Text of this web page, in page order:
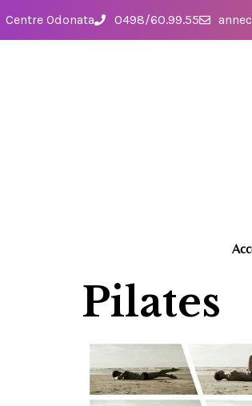
Centre Odonata 0498/60.99.55
Pilates